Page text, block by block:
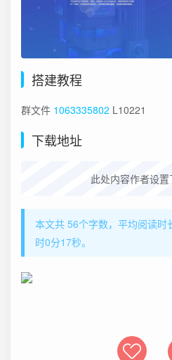
搭建教程
群文件 1063335802 L10221
下载地址
此处内容作者设置
本文共 56个字数，平均阅读
时0分18秒。